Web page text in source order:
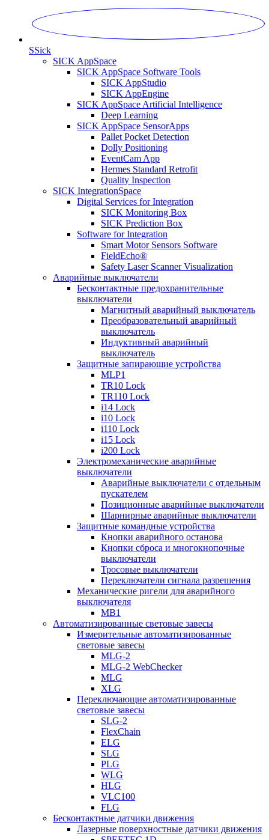
SSick
SICK AppSpace
SICK AppSpace Software Tools
SICK AppStudio
SICK AppEngine
SICK AppSpace Artificial Intelligence
Deep Learning
SICK AppSpace SensorApps
Pallet Pocket Detection
Dolly Positioning
EventCam App
Hermes Standard Retrofit
Quality Inspection
SICK IntegrationSpace
Digital Services for Integration
SICK Monitoring Box
SICK Prediction Box
Software for Integration
Smart Motor Sensors Software
FieldEcho®
Safety Laser Scanner Visualization
Аварийные выключатели
Бесконтактные предохранительные
выключатели
Магнитный аварийный выключатель
Преобразовательный аварийный
выключатель
Индуктивный аварийный
выключатель
Защитные запирающие устройства
MLP1
TR10 Lock
TR110 Lock
i14 Lock
i10 Lock
i110 Lock
i15 Lock
i200 Lock
Электромеханические аварийные
выключатели
Аварийные выключатели с отдельным
пускателем
Позиционные аварийные выключатели
Шарнирные аварийные выключатели
Защитные командные устройства
Кнопки аварийного останова
Кнопки сброса и многокнопочные
выключатели
Тросовые выключатели
Переключатели сигнала разрешения
Механические ригели для аварийного
выключателя
MB1
Автоматизированные световые завесы
Измерительные автоматизированные
световые завесы
MLG-2
MLG-2 WebChecker
MLG
XLG
Переключающие автоматизированные
световые завесы
SLG-2
FlexChain
ELG
SLG
PLG
WLG
HLG
VLC100
FLG
Бесконтактные датчики движения
Лазерные поверхностные датчики движения